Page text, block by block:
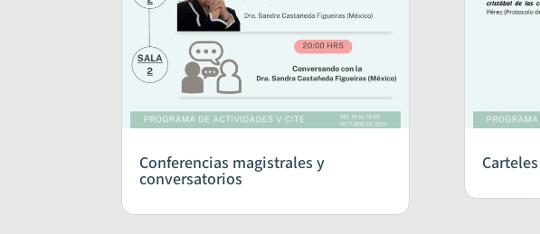
Conferencias magistrales y
conversatorios
Carteles